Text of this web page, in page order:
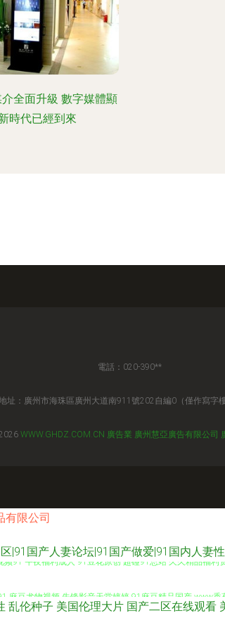
全面升級 數字媒體顯
時代已經到來
電話：020-390**
址：廣州市海珠區廣州大道南911號202自編0（僅作寫字樓
WWW.GHDZ.COM.CN 廣告業 廣州慧亞廣告有限公司
有限公司
|91国产人妻论坛|91国产做爱|91国内人妻
91 午夜福利成人 91豆花原创 超碰91总站 久久精品福
乱伦种子 美国伦理大片 国产二区在线观看